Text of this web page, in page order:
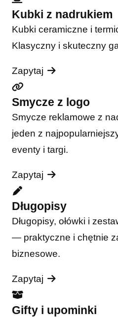
Kubki z nadrukiem
Kubki ceramiczne i
Klasyczny i skuteczny
Zapytaj
Smycze z logo
Smycze reklamowe z
jeden z
eventy i targi.
Zapytaj
Długopisy
Długopisy, ołówki i
— praktyczne i chętnie
biznesowe.
Zapytaj
Gifty i upominki